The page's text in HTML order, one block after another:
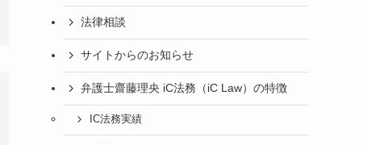
法律相談
サイトからのお知らせ
弁護士齋藤理央 iC法務（iC Law）の特徴
IC法務実績